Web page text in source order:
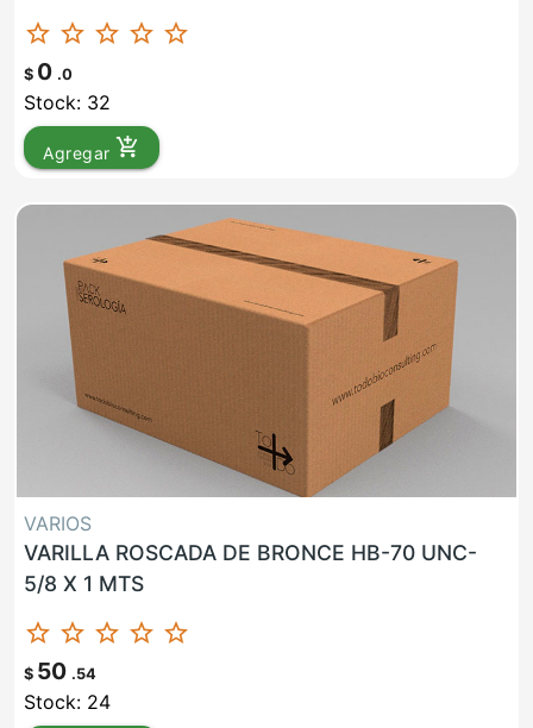
star_border star_border star_border star_border star_border
$ 0 .0
Stock: 32
Agregar add_shopping_cart
VARIOS
VARILLA ROSCADA DE BRONCE HB-70 UNC-
5/8 X 1 MTS
star_border star_border star_border star_border star_border
$ 50 .54
Stock: 24